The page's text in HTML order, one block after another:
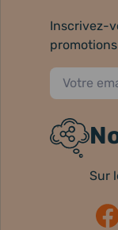
Inscrivez-
Sur